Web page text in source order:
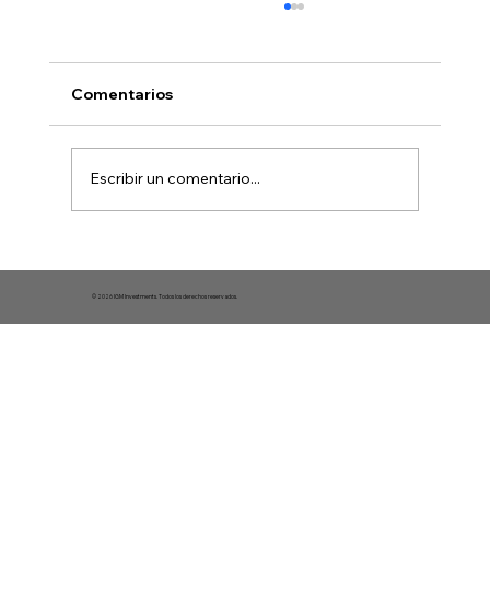
Comentarios
Escribir un comentario...
© 2026 IGM Investments. Todos los derechos reservados.